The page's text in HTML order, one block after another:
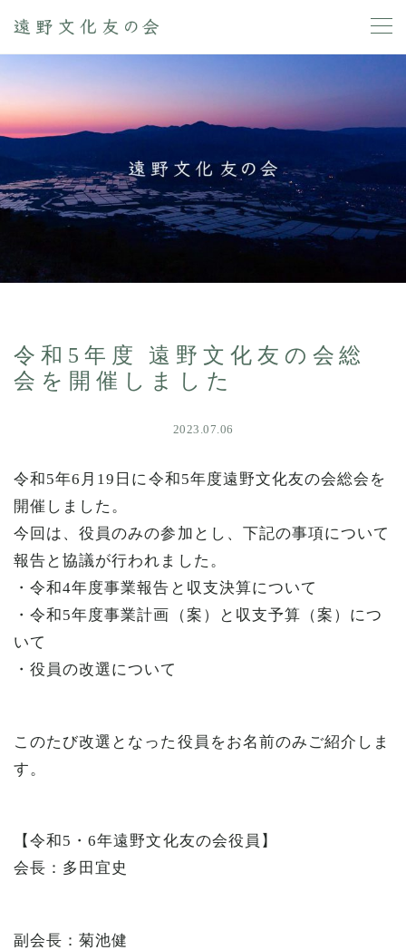
令和5年度 遠野文化友の会総
会を開催しました
2023.07.06
令和5年6月19日に令和5年度遠野文化友の会総会を
開催しました。
今回は、役員のみの参加とし、下記の事項について
報告と協議が行われました。
・令和4年度事業報告と収支決算について
・令和5年度事業計画（案）と収支予算（案）につ
いて
・役員の改選について
このたび改選となった役員をお名前のみご紹介しま
す。
【令和5・6年遠野文化友の会役員】
会長：多田宜史
副会長：菊池健